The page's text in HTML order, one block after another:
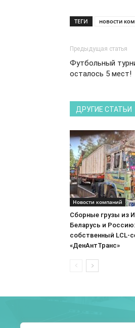
ТЕГИ новости
Предыдущая статья
Футбольный
осталось 5 мест!
ДРУГИЕ СТАТЬИ
Новости компаний
Сборные грузы из
Беларусь и Россию:
собственный LCL-
«ДенАнтТранс»